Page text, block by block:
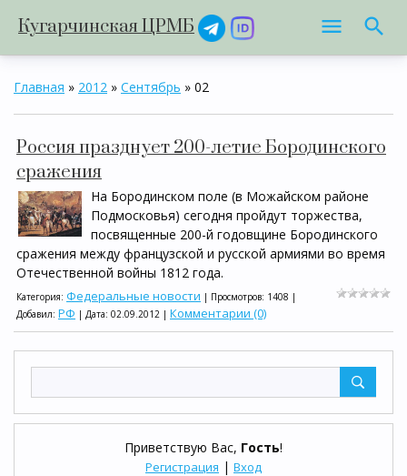
Кугарчинская ЦРМБ
Приветствую Вас, Гость!
Регистрация | Вход
Главная » 2012 » Сентябрь » 02
Россия празднует 200-летие Бородинского
сражения
На Бородинском поле (в Можайском районе
Подмосковья) сегодня пройдут торжества,
посвященные 200-й годовщине Бородинского
сражения между французской и русской армиями во время
Отечественной войны 1812 года.
Категория: Федеральные новости | Просмотров: 1408 |
Добавил: РФ | Дата: 02.09.2012 | Комментарии (0)